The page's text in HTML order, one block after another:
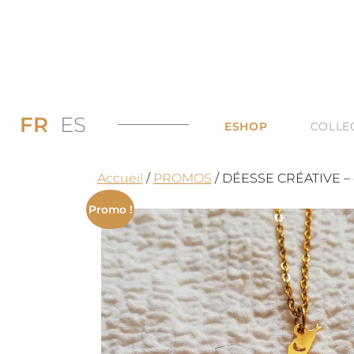
FR ES ESHOP
LES COLLIERS
LES BOUCLES
LES BRACELETS
TOUTES LES
Accueil / PROMOS / DÉESSE CRÉATIVE
Promo !